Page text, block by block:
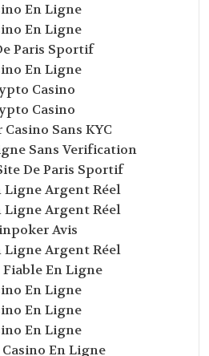
En Ligne
En Ligne
Paris Sportif
En Ligne
Casino
Casino
Sans KYC
Sans Verification
De Paris Sportif
Ligne Argent Réel
Ligne Argent Réel
Avis
Ligne Argent Réel
Fiable En Ligne
En Ligne
En Ligne
En Ligne
En Ligne